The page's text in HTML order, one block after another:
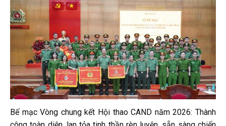
Bế mạc Vòng chung kết Hội thao CAND năm 2026: Thành